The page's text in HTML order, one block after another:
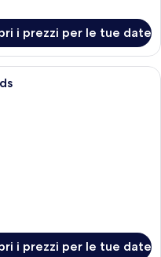
i prezzi per le tue date
d'albergo con due letti, una
i prezzi per le tue date